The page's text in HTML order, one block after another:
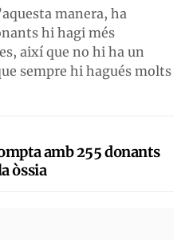
manera, ha
hi hagi més
així que no hi ha un
sempre hi hagués molts
amb 255 donants
òssia